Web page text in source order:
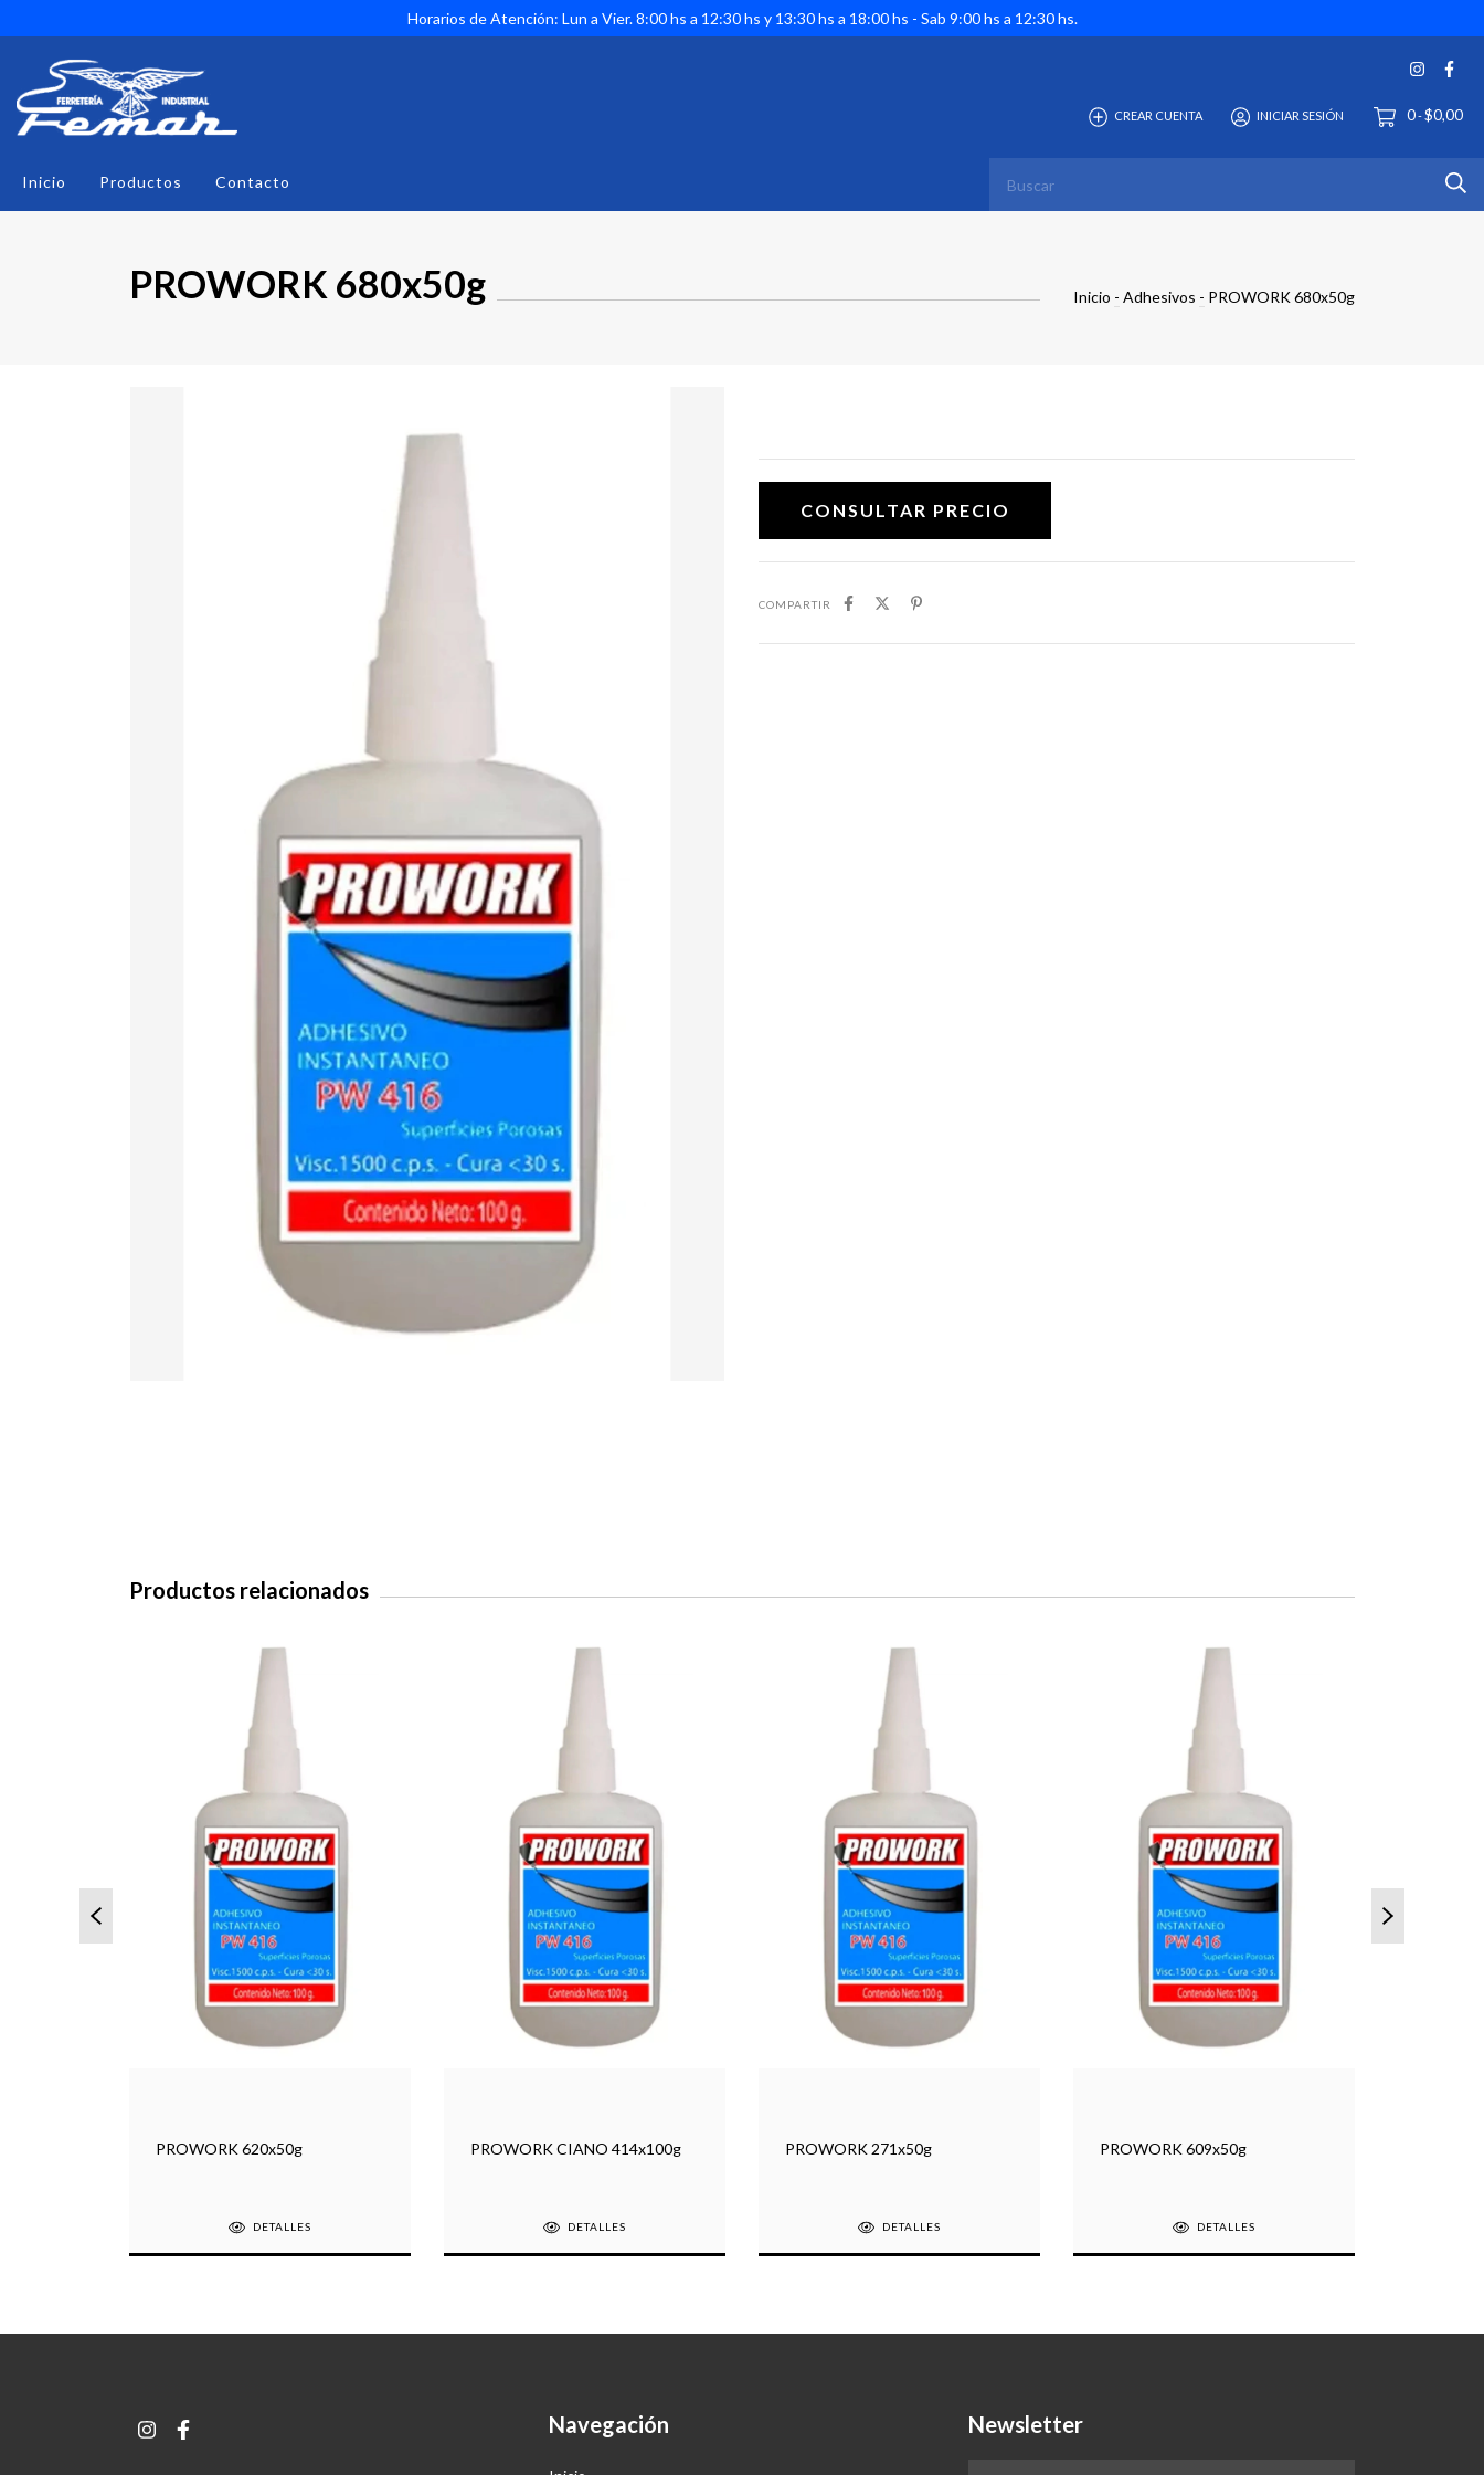
Horarios de Atención: Lun a Vier. 8:00 hs a 12:30 hs y 13:30 hs a 18:00 hs - Sab 9:00 hs a 12:30 hs.
CREAR CUENTA INICIAR SESIÓN 0-$0,00
Inicio Productos Contacto
PROWORK 680x50g Inicio - Adhesivos - PROWORK 680x50g
COMPARTIR
Productos relacionados
PROWORK 620x50g
DETALLES
PROWORK CIANO 414x100g
DETALLES
PROWORK 271x50g
DETALLES
PROWORK 609x50g
DETALLES
Navegación Newsletter